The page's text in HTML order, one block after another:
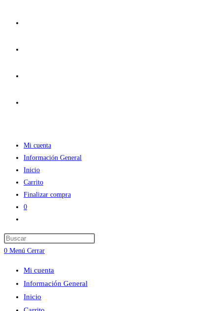
Mi cuenta
Información General
Inicio
Carrito
Finalizar compra
0
de
la
web
0 Menú Cerrar
Mi cuenta
Información General
Inicio